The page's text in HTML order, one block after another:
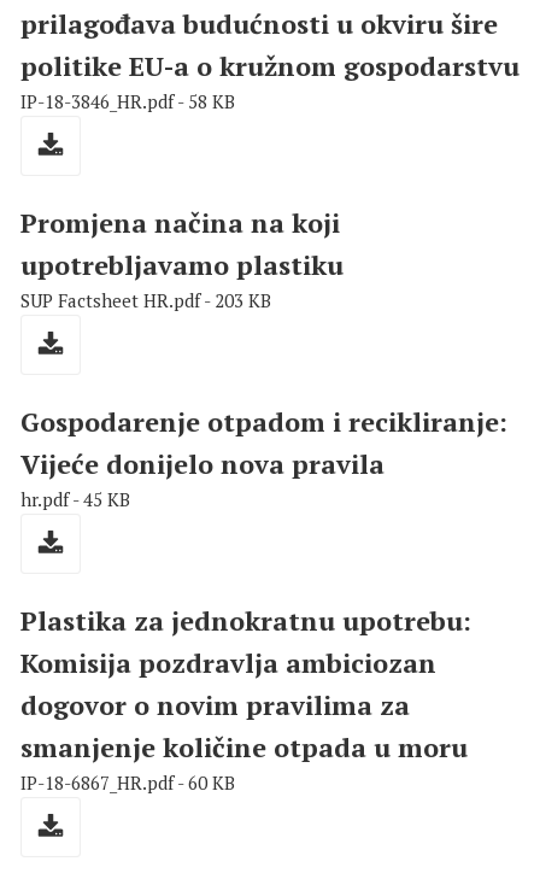
prilagođava budućnosti u okviru šire
politike EU-a o kružnom gospodarstvu
IP-18-3846_HR.pdf - 58 KB
Promjena načina na koji
upotrebljavamo plastiku
SUP Factsheet HR.pdf - 203 KB
Gospodarenje otpadom i recikliranje:
Vijeće donijelo nova pravila
hr.pdf - 45 KB
Plastika za jednokratnu upotrebu:
Komisija pozdravlja ambiciozan
dogovor o novim pravilima za
smanjenje količine otpada u moru
IP-18-6867_HR.pdf - 60 KB